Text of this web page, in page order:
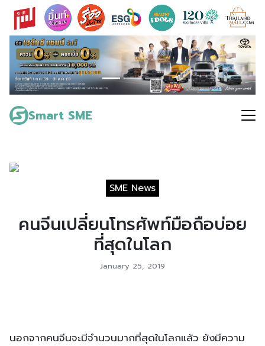
Skip
content
Smart SME
Search
for:
SME News
คนจีนเปลี่ยนโทรศัพท์มือถือบ่อย
ที่สุดในโลก
January 25, 2019
นอกจากคนจีนจะมีจำนวนมากที่สุดในโลกแล้ว ยังมีความ